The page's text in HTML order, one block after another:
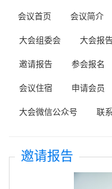
会议首页 会议简介
大会组委会 大会报
邀请报告 参会报名
会议住宿 申请会员
大会微信公众号 联
邀请报告